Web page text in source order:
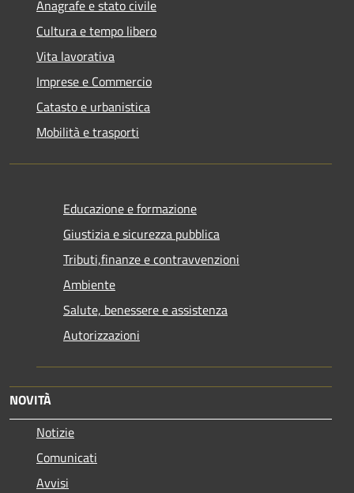
Anagrafe e stato civile
Cultura e tempo libero
Vita lavorativa
Imprese e Commercio
Catasto e urbanistica
Mobilità e trasporti
Educazione e formazione
Giustizia e sicurezza pubblica
Tributi,finanze e contravvenzioni
Ambiente
Salute, benessere e assistenza
Autorizzazioni
NOVITÀ
Notizie
Comunicati
Avvisi